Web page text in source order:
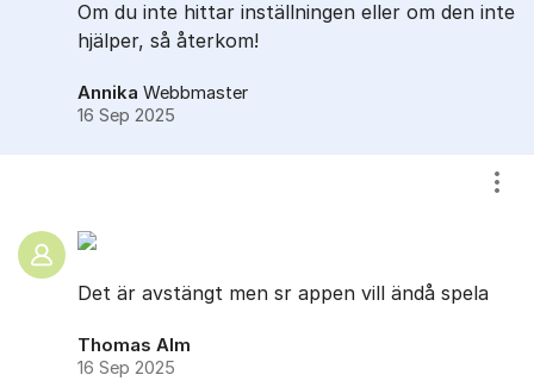
Om du inte hittar inställningen eller om den inte
hjälper, så återkom!
Annika Webbmaster
16 Sep 2025
Det är avstängt men sr appen vill ändå spela
Thomas Alm
16 Sep 2025